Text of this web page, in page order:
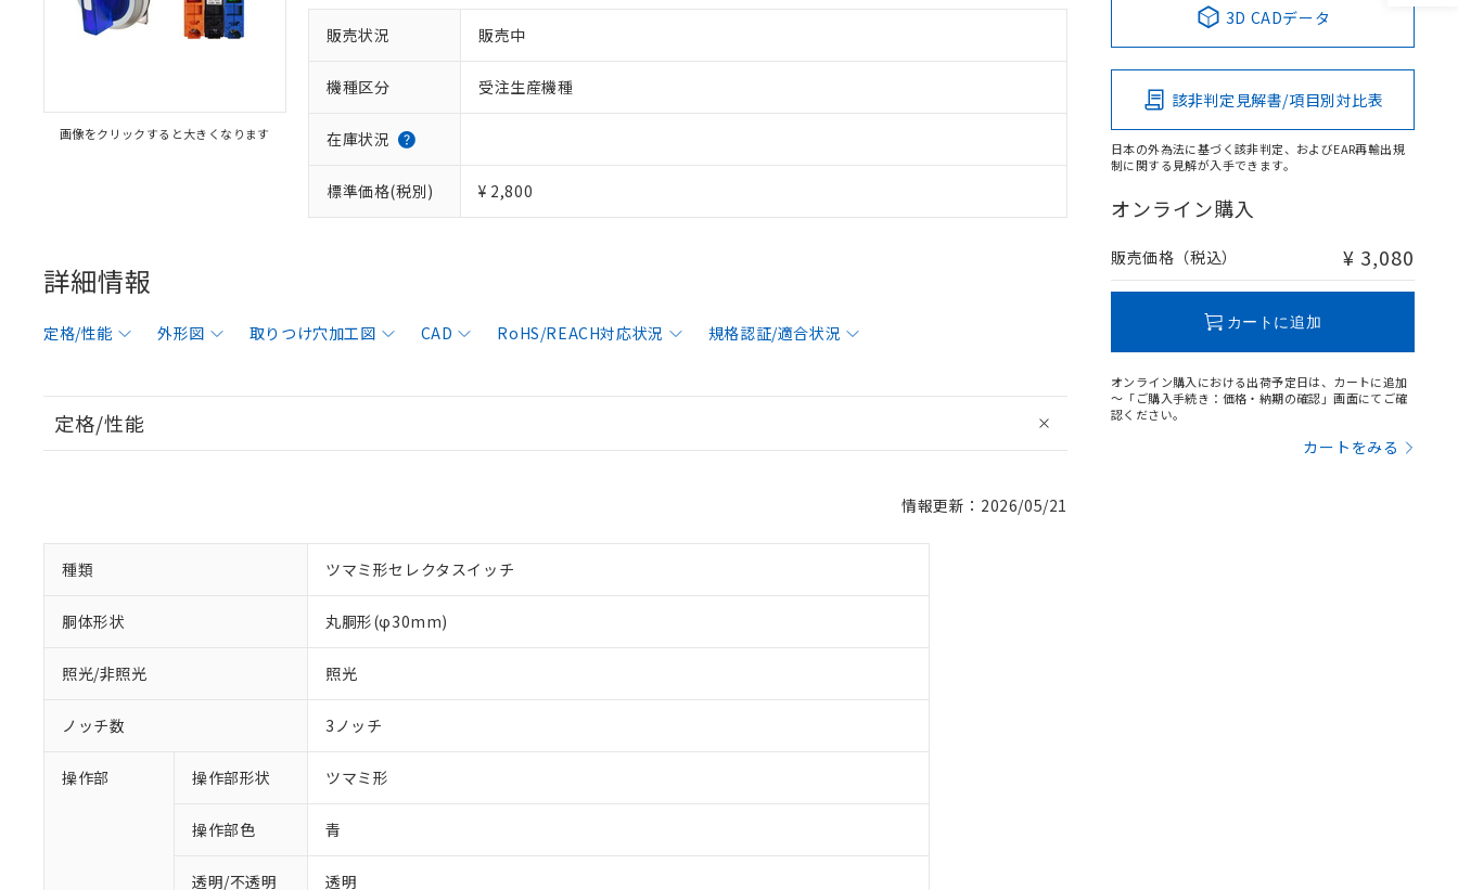
画像をクリックすると大きくなります
販売状況 販売中
機種区分 受注生産機種
在庫状況
標準価格(税別) ¥ 2,800
詳細情報
定格/性能 外形図 取りつけ穴加工図 CAD RoHS/REACH対応状況 規格認証/適合状況
定格/性能
情報更新：2026/05/21
種類 ツマミ形セレクタスイッチ
胴体形状 丸胴形(φ30mm)
照光/非照光 照光
ノッチ数 3ノッチ
操作部 操作部形状 ツマミ形
操作部色 青
透明/不透明 透明
3D CADデータ
該非判定見解書/項目別対比表
日本の外為法に基づく該非判定、およびEAR再輸出規
制に関する見解が入手できます。
オンライン購入
販売価格（税込） ¥ 3,080
カートに追加
オンライン購入における出荷予定日は、カートに追加
～「ご購入手続き：価格・納期の確認」画面にてご確
認ください。
カートをみる